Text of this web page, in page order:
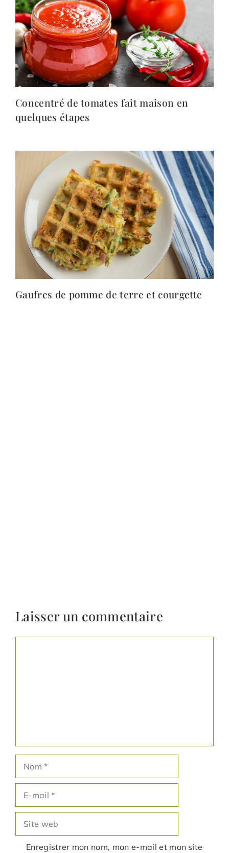
Concentré de tomates fait maison en
quelques étapes
Gaufres de pomme de terre et courgette
Laisser un commentaire
mail
web
Enregistrer mon nom, mon e-mail et mon site